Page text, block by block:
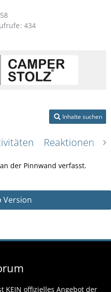
434
Inhalte suchen
Reaktionen
der Pinnwand verfasst.
Version
KEIN offizielles Angebot der